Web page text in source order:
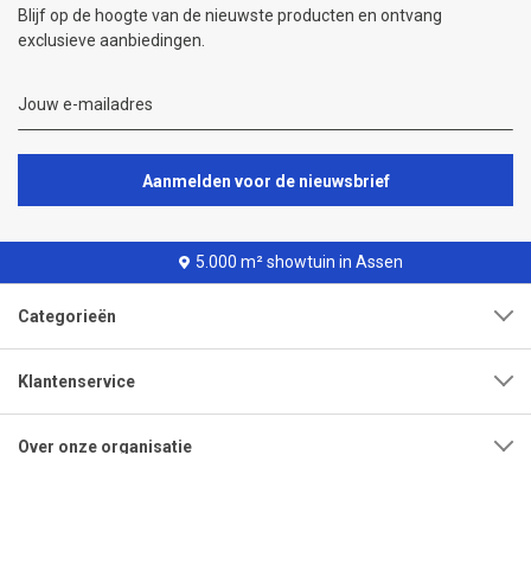
Blijf op de hoogte van de nieuwste producten en ontvang
exclusieve aanbiedingen.
Aanmelden voor de nieuwsbrief
5.000 m² showtuin in Assen
Categorieën
Klantenservice
Over onze organisatie